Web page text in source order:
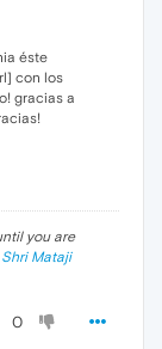
éste
con los
gracias a
you are
Shri Mataji
0